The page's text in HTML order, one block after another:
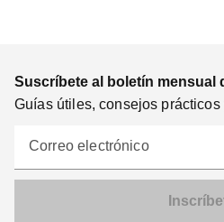
Suscríbete al boletín mensual
Guías útiles, consejos prácticos
Correo electrónico